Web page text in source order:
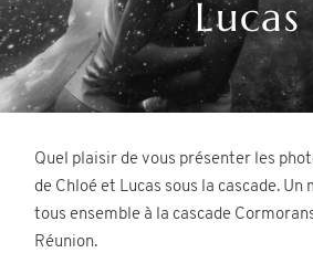
Lucas
Quel plaisir de vous présenter les
de Chloé et Lucas sous la cascade.
tous ensemble à la cascade
Réunion.
Tirages d’Art &
Actualités
Contact